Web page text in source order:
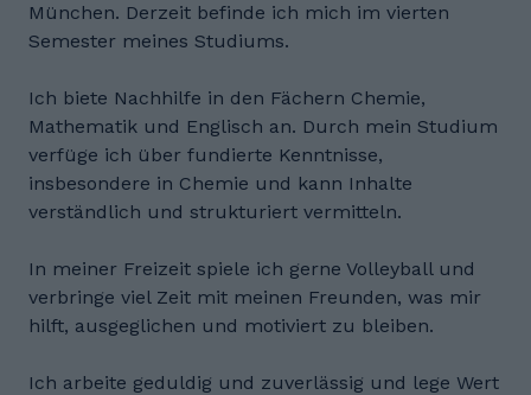
München. Derzeit befinde ich mich im vierten
Semester meines Studiums.
Ich biete Nachhilfe in den Fächern Chemie,
Mathematik und Englisch an. Durch mein Studium
verfüge ich über fundierte Kenntnisse,
insbesondere in Chemie und kann Inhalte
verständlich und strukturiert vermitteln.
In meiner Freizeit spiele ich gerne Volleyball und
verbringe viel Zeit mit meinen Freunden, was mir
hilft, ausgeglichen und motiviert zu bleiben.
Ich arbeite geduldig und zuverlässig und lege Wert